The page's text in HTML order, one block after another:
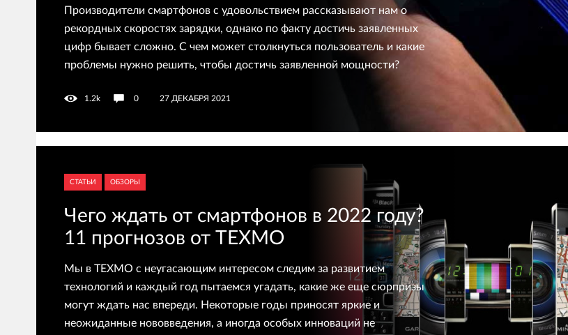
Производители смартфонов с удовольствием рассказывают нам о
рекордных скоростях зарядки, однако по факту достичь заявленных
цифр бывает сложно. С чем может столкнуться пользователь и какие
проблемы нужно решить, чтобы достичь заявленной мощности?
1.2k 0 27 ДЕКАБРЯ 2021
СТАТЬИ ОБЗОРЫ
Чего ждать от смартфонов в 2022 году?
11 прогнозов от ТЕХМО
Мы в ТЕХМО с неугасающим интересом следим за развитием
технологий и каждый год пытаемся угадать, какие же еще сюрпризы
могут ждать нас впереди. Некоторые годы приносят яркие и
неожиданные нововведения, а иногда особых инноваций не